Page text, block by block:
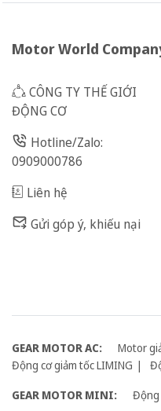
Motor World
CÔNG TY THẾ GIỚI
ĐỘNG CƠ
Hotline/Zalo:
0909000786
Liên hệ
Gửi góp ý, khiếu nại
GEAR MOTOR AC: Motor
Động cơ giảm tốc LIMING
GEAR MOTOR MINI:
Động